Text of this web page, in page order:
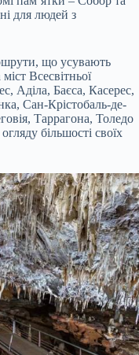
для людей з
що усувають
Всесвітньої
Баєса, Касерес,
Сан-Крістобаль-де-
Таррагона, Толедо
більшості своїх